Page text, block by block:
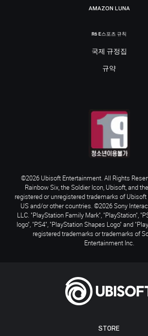
STORE
AMAZON LUNA
R6 E스포츠 규칙
국제 규정집
규약
©2026 Ubisoft Entertainment. All Rights
Rainbow Six, the Soldier Icon, Ubisoft, and
registered or unregistered trademarks of
US and/or other countries. ©2026 Sony
LLC. "PlayStation Family Mark", "PlayStation",
logo", "PS4", "PlayStation Shapes Logo" and
registered trademarks or trademarks of
Entertainment Inc.